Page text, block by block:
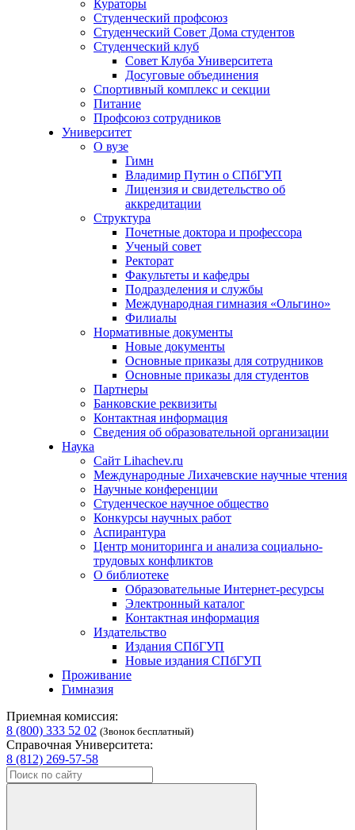
Кураторы
Студенческий профсоюз
Студенческий Совет Дома студентов
Студенческий клуб
Совет Клуба Университета
Досуговые объединения
Спортивный комплекс и секции
Питание
Профсоюз сотрудников
Университет
О вузе
Гимн
Владимир Путин о СПбГУП
Лицензия и свидетельство об
аккредитации
Структура
Почетные доктора и профессора
Ученый совет
Ректорат
Факультеты и кафедры
Подразделения и службы
Международная гимназия «Ольгино»
Филиалы
Нормативные документы
Новые документы
Основные приказы для сотрудников
Основные приказы для студентов
Партнеры
Банковские реквизиты
Контактная информация
Сведения об образовательной организации
Наука
Сайт Lihachev.ru
Международные Лихачевские научные чтения
Научные конференции
Студенческое научное общество
Конкурсы научных работ
Аспирантура
Центр мониторинга и анализа социально-
трудовых конфликтов
О библиотеке
Образовательные Интернет-ресурсы
Электронный каталог
Контактная информация
Издательство
Издания СПбГУП
Новые издания СПбГУП
Проживание
Гимназия
Приемная комиссия:
8 (800) 333 52 02 (Звонок бесплатный)
Справочная Университета:
8 (812) 269-57-58